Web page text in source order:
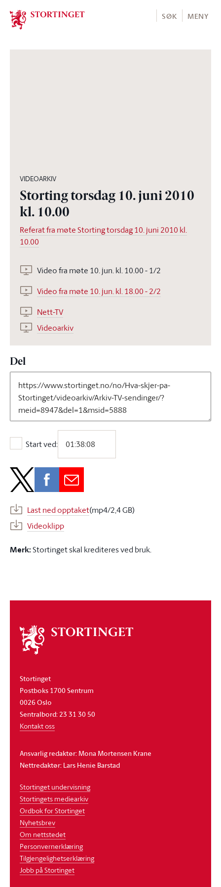
Stortinget.no
SØK MENY
VIDEOARKIV
Storting torsdag 10. juni 2010
kl. 10.00
Referat fra møte Storting torsdag 10. juni 2010 kl.
10.00
Video fra møte 10. jun. kl. 10.00 - 1/2
Video fra møte 10. jun. kl. 18.00 - 2/2
Nett-TV
Videoarkiv
Del
Start ved:
Start ved:
Last ned opptaket(mp4/2,4 GB)
Videoklipp
Merk:Stortinget skal krediteres ved bruk.
Om
stortinget
Stortinget
Postboks 1700 Sentrum
0026 Oslo
Sentralbord: 23 31 30 50
Kontakt oss
Ansvarlig redaktør: Mona Mortensen Krane
Nettredaktør: Lars Henie Barstad
Stortinget undervisning
Stortingets mediearkiv
Ordbok for Stortinget
Nyhetsbrev
Om nettstedet
Personvernerklæring
Tilgjengelighetserklæring
Jobb på Stortinget